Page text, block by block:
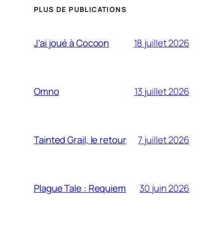
PLUS DE PUBLICATIONS
J’ai joué à Cocoon 18 juillet 2026
Omno 13 juillet 2026
Tainted Grail, le retour 7 juillet 2026
Plague Tale : Requiem 30 juin 2026